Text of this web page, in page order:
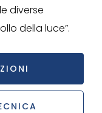
diverse
della luce”.